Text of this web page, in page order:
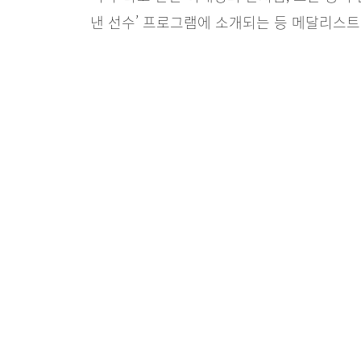
낸 선수’ 프로그램에 소개되는 등 메달리스